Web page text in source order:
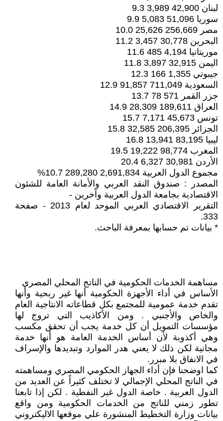
لبنان 42,900 3,989 9.3
سوريا 51,096 5,083 9.9
مصر 256,669 25,626 10.0
البحرين 30,778 3,457 11.2
موريتانيا 4,194 485 11.6
اليمن 32,915 3,897 11.8
جيبوتي 1,355 166 12.3
السعودية 711,049 91,857 12.9
جزر القمر 571 78 13.7
العراق 189,611 28,309 14.9
تونس 45,673 7,171 15.7
الجزائر 206,395 32,585 15.8
ليبيا 83,195 13,941 16.8
المغرب 98,774 19,222 19.5
الأردن 30,981 6,327 20.4
مجموع الدول العربية 2,691,834 289,280 10.7%
المصدر : صندوق النقد العربي والأمانة العامة للشئون
الاقتصادية بجامعة الدول العربية وآخرين -
التقرير الاقتصادي العربي الموحد لعام 2013 - صفحة
333.
* بيانات تم حسابها بمعرفة الباحث.
مساهمة الخدمات الحكومية في الناتج المحلي المصري
الأساس في أداء الأجهزة الحكومية أنها غير ربحية وأنها
تقدم خدمة عمومية للمجتمع بكل قطاعاته الانتاجية العام
والخاص والأجنبي . ومن الأكاذيب التي تروج لها
مؤسسات التمويل أن كل خدمة يجب أن تحقق مكسب
وهي أكذوبة لأن أساس الخدمة العامة هو أنها خدمة
مجانية لكن ذلك لا يعني هدر الموارد وتبديدها والإسراف
في الانفاق بلا مبرر.
كما اوضحنا فإن أداء الجهاز الحكومي المصري ومساهمته
في الناتج المحلي الإجمالي لا تختلف كثيراً عن العديد من
الدول العربية . خاصة الدول غير النفطية . لكن إذا تابعنا
تطور زمني للناتج من الخدمات الحكومية ومن واقع
بيانات وزارة التخطيط المنشورة علي موقعها الاليكتروني